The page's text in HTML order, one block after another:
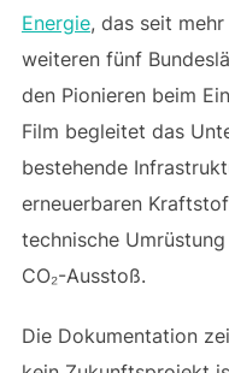
Energie, das seit
weiteren fünf
den Pionieren beim
Film begleitet das
bestehende
erneuerbaren
technische
CO₂-Ausstoß.
Die Dokumentation